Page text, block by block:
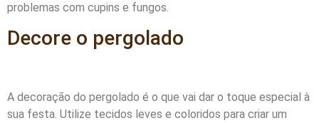
problemas com cupins e fungos.
Decore o pergolado
A decoração do pergolado é o que vai dar o toque especial à
sua festa. Utilize tecidos leves e coloridos para criar um